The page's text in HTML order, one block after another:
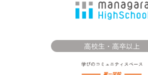
高校生・高卒以上